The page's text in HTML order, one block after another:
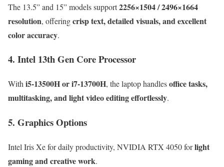
The 13.5” and 15” models support2256×1504 / 2496×1664
resolution, offeringcrisp text, detailed visuals, and excellent
color accuracy.
4. Intel 13th Gen Core Processor
With i5-13500H or i7-13700H, the laptop handlesoffice tasks,
multitasking, and light video editing effortlessly.
5. Graphics Options
Intel Iris Xe for daily productivity, NVIDIA RTX 4050 forlight
gaming and creative work.